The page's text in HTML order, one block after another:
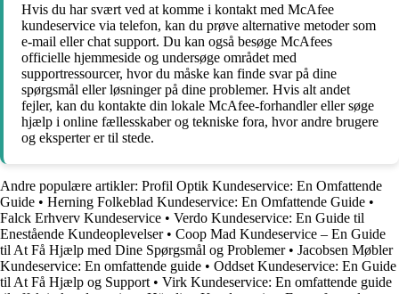
Hvis du har svært ved at komme i kontakt med McAfee
kundeservice via telefon, kan du prøve alternative metoder som
e-mail eller chat support. Du kan også besøge McAfees
officielle hjemmeside og undersøge området med
supportressourcer, hvor du måske kan finde svar på dine
spørgsmål eller løsninger på dine problemer. Hvis alt andet
fejler, kan du kontakte din lokale McAfee-forhandler eller søge
hjælp i online fællesskaber og tekniske fora, hvor andre brugere
og eksperter er til stede.
Andre populære artikler: Profil Optik Kundeservice: En Omfattende
Guide • Herning Folkeblad Kundeservice: En Omfattende Guide •
Falck Erhverv Kundeservice • Verdo Kundeservice: En Guide til
Enestående Kundeoplevelser• Coop Mad Kundeservice – En Guide
til At Få Hjælp med Dine Spørgsmål og Problemer• Jacobsen Møbler
Kundeservice: En omfattende guide • Oddset Kundeservice: En Guide
til At Få Hjælp og Support • Virk Kundeservice: En omfattende guide